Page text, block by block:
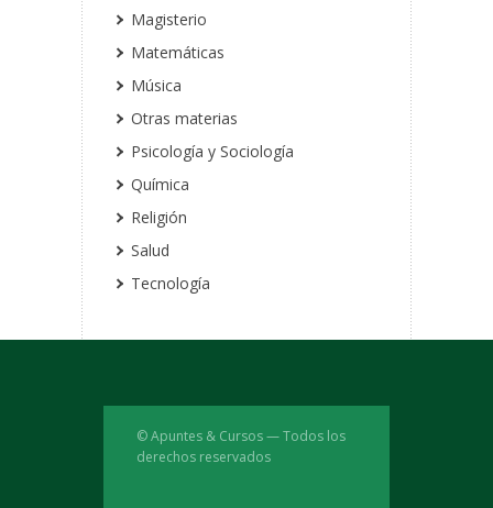
Magisterio
Matemáticas
Música
Otras materias
Psicología y Sociología
Química
Religión
Salud
Tecnología
© Apuntes & Cursos — Todos los
derechos reservados